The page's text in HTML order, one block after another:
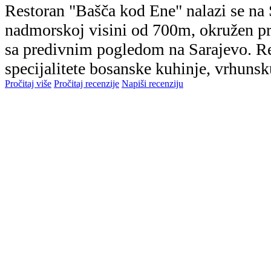
Restoran "Bašča kod Ene" nalazi se na
nadmorskoj visini od 700m, okružen
sa predivnim pogledom na Sarajevo.
specijalitete bosanske kuhinje,
Pročitaj više Pročitaj recenzije Napiši recenziju